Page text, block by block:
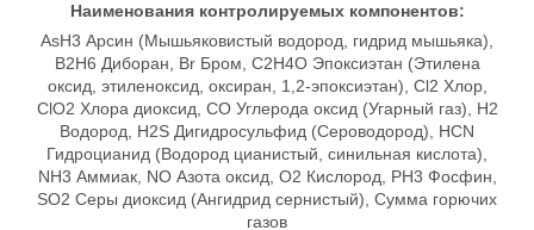
Наименования контролируемых компонентов:
AsH3 Арсин (Мышьяковистый водород, гидрид мышьяка),
B2H6 Диборан, Br Бром, C2H4O Эпоксиэтан (Этилена
оксид, этиленоксид, оксиран, 1,2-эпоксиэтан), Cl2 Хлор,
ClO2 Хлора диоксид, CO Углерода оксид (Угарный газ), H2
Водород, H2S Дигидросульфид (Сероводород), HCN
Гидроцианид (Водород цианистый, синильная кислота),
NH3 Аммиак, NO Азота оксид, O2 Кислород, PH3 Фосфин,
SO2 Серы диоксид (Ангидрид сернистый), Сумма горючих
газов